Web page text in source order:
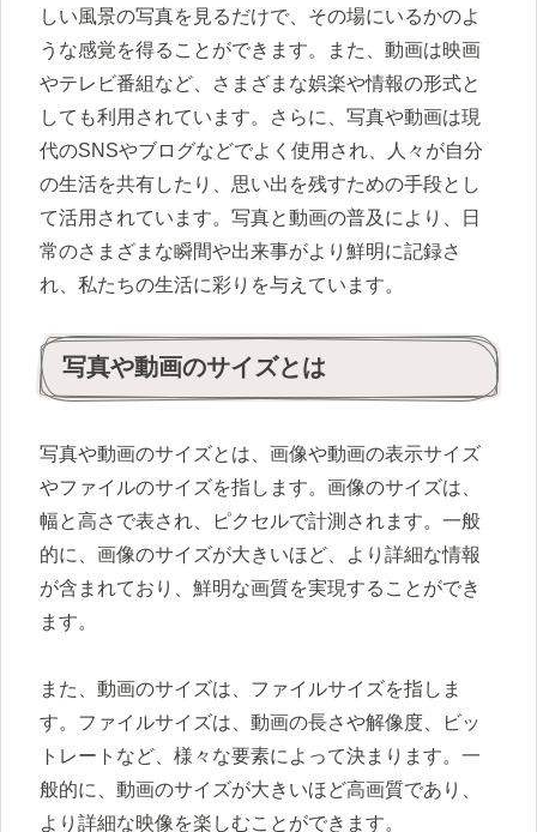
しい風景の写真を見るだけで、その場にいるかのよ
うな感覚を得ることができます。また、動画は映画
やテレビ番組など、さまざまな娯楽や情報の形式と
しても利用されています。さらに、写真や動画は現
代のSNSやブログなどでよく使用され、人々が自分
の生活を共有したり、思い出を残すための手段とし
て活用されています。写真と動画の普及により、日
常のさまざまな瞬間や出来事がより鮮明に記録さ
れ、私たちの生活に彩りを与えています。
写真や動画のサイズとは
写真や動画のサイズとは、画像や動画の表示サイズ
やファイルのサイズを指します。画像のサイズは、
幅と高さで表され、ピクセルで計測されます。一般
的に、画像のサイズが大きいほど、より詳細な情報
が含まれており、鮮明な画質を実現することができ
ます。
また、動画のサイズは、ファイルサイズを指しま
す。ファイルサイズは、動画の長さや解像度、ビッ
トレートなど、様々な要素によって決まります。一
般的に、動画のサイズが大きいほど高画質であり、
より詳細な映像を楽しむことができます。